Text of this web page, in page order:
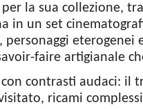
per la sua collezione,
in un set
eterogenei
faire artigianale
con contrasti audaci: il
ricami